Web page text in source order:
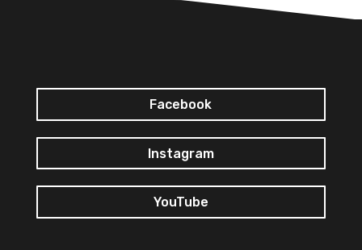
Facebook
Instagram
YouTube